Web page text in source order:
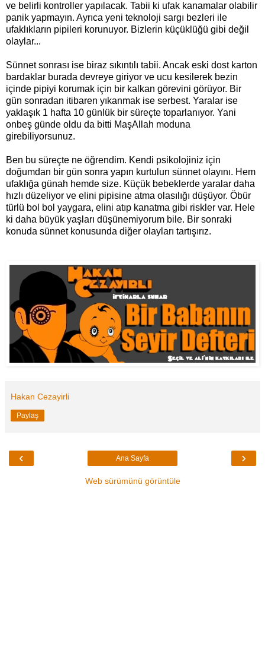
ve belirli kontroller yapılacak. Tabii ki ufak kanamalar olabilir
panik yapmayın. Ayrıca yeni teknoloji sargı bezleri ile
ufaklıkların pipileri korunuyor. Bizlerin küçüklüğü gibi değil
olaylar...
Sünnet sonrası ise biraz sıkıntılı tabii. Ancak eski dost karton
bardaklar burada devreye giriyor ve ucu kesilerek bezin
içinde pipiyi korumak için bir kalkan görevini görüyor. Bir
gün sonradan itibaren yıkanmak ise serbest. Yaralar ise
yaklaşık 1 hafta 10 günlük bir süreçte toparlanıyor. Yani
onbeş günde oldu da bitti MaşAllah moduna
girebiliyorsunuz.
Ben bu süreçte ne öğrendim. Kendi psikolojiniz için
doğumdan bir gün sonra yapın kurtulun sünnet olayını. Hem
ufaklığa günah hemde size. Küçük bebeklerde yaralar daha
hızlı düzeliyor ve elini pipisine atma olasılığı düşüyor. Öbür
türlü bol bol yaygara, elini atıp kanatma gibi riskler var. Hele
ki daha büyük yaşları düşünemiyorum bile. Bir sonraki
konuda sünnet konusunda diğer olayları tartışırız.
Hakan Cezayirli
Paylaş
‹ ›
Ana Sayfa
Web sürümünü görüntüle